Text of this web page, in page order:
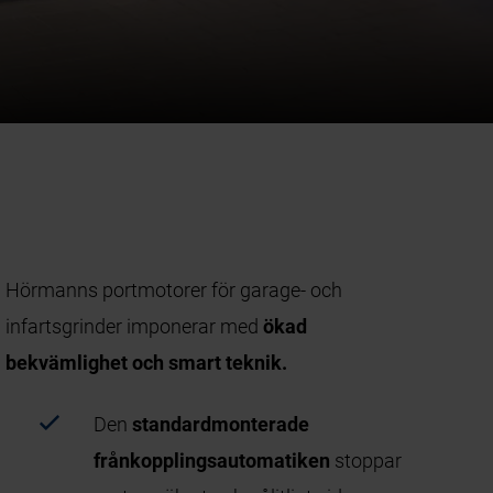
Hörmanns portmotorer för garage- och
infartsgrinder imponerar medökad
bekvämlighet och smart teknik.
Den standardmonterade
frånkopplingsautomatiken stoppar